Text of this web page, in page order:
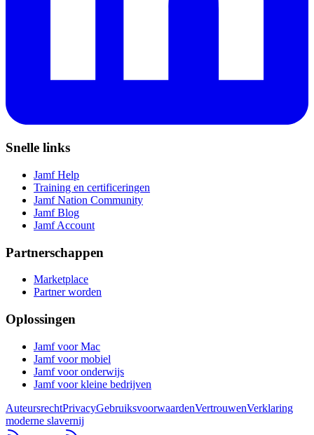
Snelle links
Jamf Help
Training en certificeringen
Jamf Nation Community
Jamf Blog
Jamf Account
Partnerschappen
Marketplace
Partner worden
Oplossingen
Jamf voor Mac
Jamf voor mobiel
Jamf voor onderwijs
Jamf voor kleine bedrijven
AuteursrechtPrivacyGebruiksvoorwaardenVertrouwenVerklaring
moderne slavernij